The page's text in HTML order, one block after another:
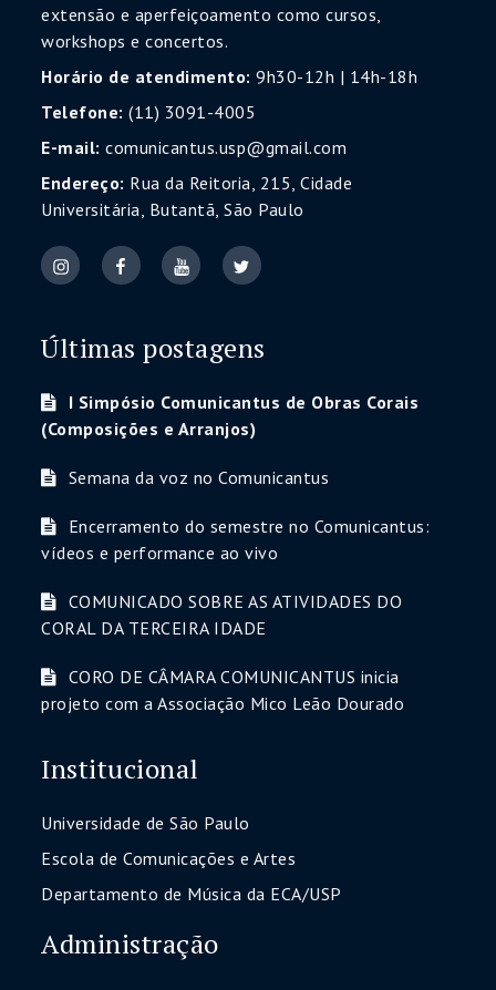
extensão e aperfeiçoamento como cursos,
workshops e concertos.
Horário de atendimento: 9h30-12h | 14h-18h
Telefone: (11) 3091-4005
E-mail: comunicantus.usp@gmail.com
Endereço: Rua da Reitoria, 215, Cidade
Universitária, Butantã, São Paulo
Últimas postagens
I Simpósio Comunicantus de Obras Corais
(Composições e Arranjos)
Semana da voz no Comunicantus
Encerramento do semestre no Comunicantus:
vídeos e performance ao vivo
COMUNICADO SOBRE AS ATIVIDADES DO
CORAL DA TERCEIRA IDADE
CORO DE CÂMARA COMUNICANTUS inicia
projeto com a Associação Mico Leão Dourado
Institucional
Universidade de São Paulo
Escola de Comunicações e Artes
Departamento de Música da ECA/USP
Administração